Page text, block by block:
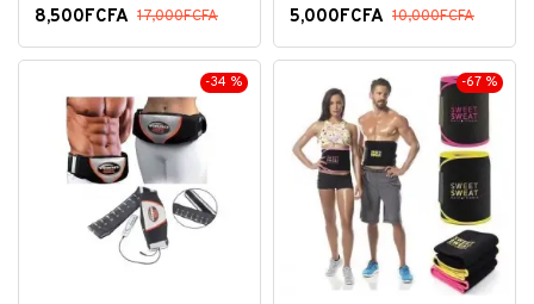
8,500FCFA 17,000FCFA 5,000FCFA 10,000FCFA
-34 % -67 %